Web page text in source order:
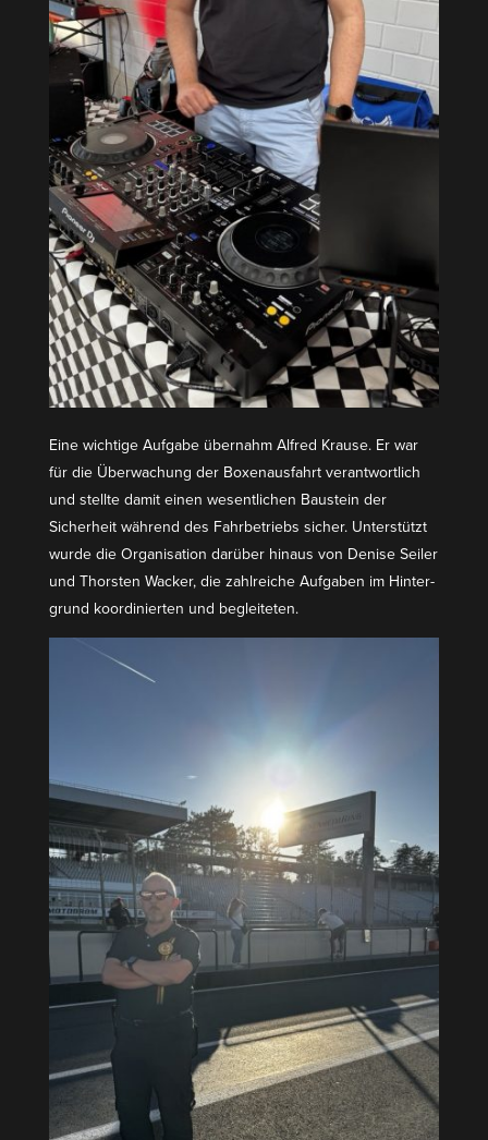
Eine wichtige Aufgabe übernahm Alfred Krause. Er war
für die Überwa­chung der Boxen­aus­fahrt verant­wortlich
und stellte damit einen wesent­lichen Baustein der
Sicherheit während des Fahrbe­triebs sicher. Unter­stützt
wurde die Organi­sation darüber hinaus von Denise Seiler
und Thorsten Wacker, die zahlreiche Aufgaben im Hinter­
grund koordi­nierten und begleiteten.